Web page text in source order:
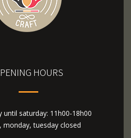
HOURS
until saturday: 11h00-18h00
monday, tuesday closed